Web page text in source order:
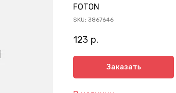
FOTON
SKU: 3867646
123 р.
Заказать